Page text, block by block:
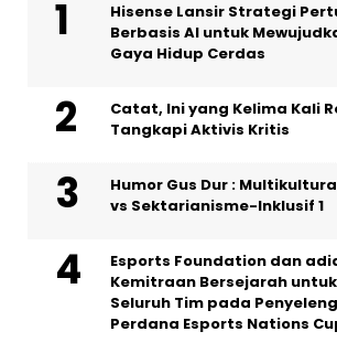
Hisense Lansir Strategi
Berbasis AI untuk
Gaya Hidup Cerdas
Catat, Ini yang Kelima Kali
Tangkapi Aktivis Kritis
Humor Gus Dur :
vs Sektarianisme-Inklusif 1
Esports Foundation dan
Kemitraan Bersejarah
Seluruh Tim pada
Perdana Esports Nations